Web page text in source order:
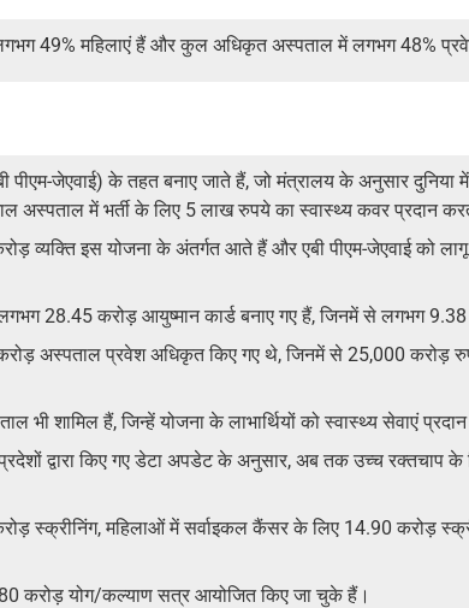
49% महिलाएं हैं और कुल अधिकृत अस्पताल में लगभग 48%
पीएम-जेएवाई) के तहत बनाए जाते हैं, जो मंत्रालय के अनुसार
अस्पताल में भर्ती के लिए 5 लाख रुपये का स्वास्थ्य कवर प्रदान
व्यक्ति इस योजना के अंतर्गत आते हैं और एबी पीएम-जेएवाई को
28.45 करोड़ आयुष्मान कार्ड बनाए गए हैं, जिनमें से लगभग 9.38
अस्पताल प्रवेश अधिकृत किए गए थे, जिनमें से 25,000 करोड़
शामिल हैं, जिन्हें योजना के लाभार्थियों को स्वास्थ्य सेवाएं
प्रदेशों द्वारा किए गए डेटा अपडेट के अनुसार, अब तक उच्च
स्क्रीनिंग, महिलाओं में सर्वाइकल कैंसर के लिए 14.90 करोड़
करोड़ योग/कल्याण सत्र आयोजित किए जा चुके हैं।